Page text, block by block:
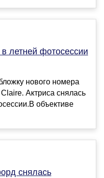
летней фотосессии
нового номера
Актриса снялась
объективе
снялась